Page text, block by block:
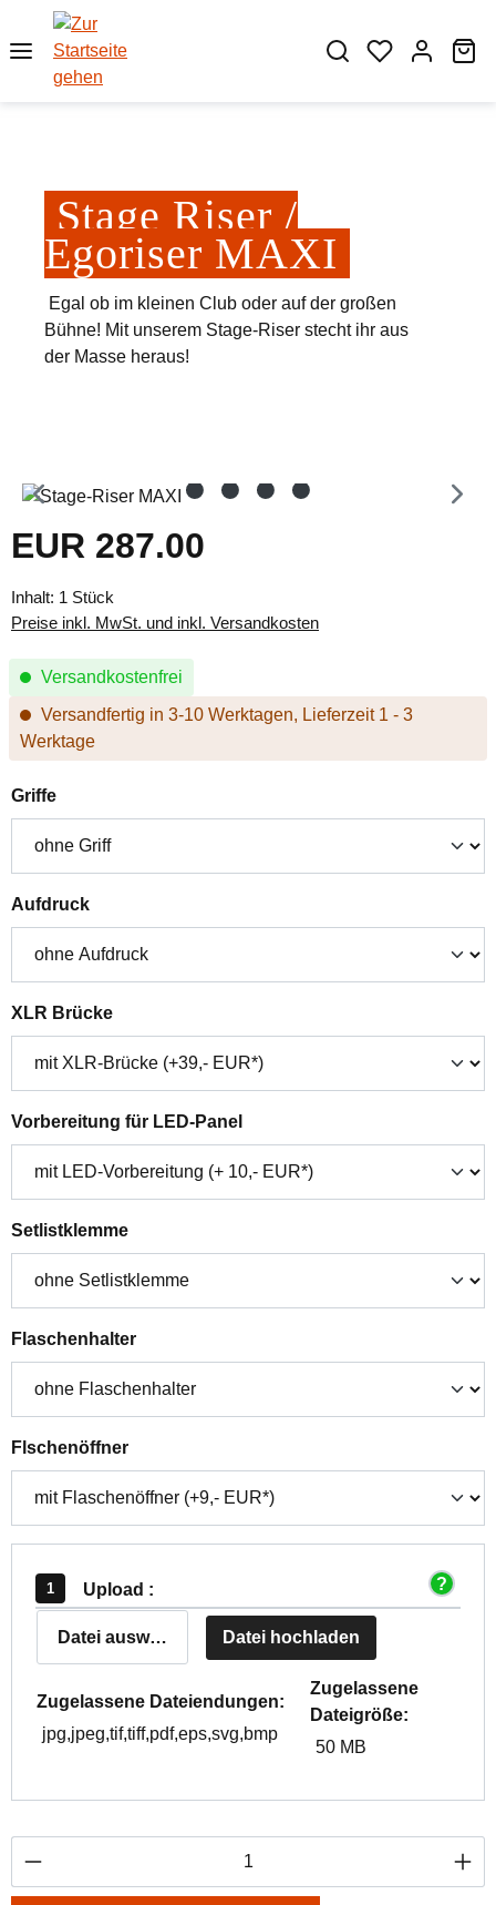
Zum Hauptinhalt springen
Stage Riser /
Egoriser MAXI
Egal ob im kleinen Club oder auf der großen
Bühne! Mit unserem Stage-Riser stecht ihr aus
der Masse heraus!
Bildergalerie überspringen
Regulärer Preis:
EUR 287.00
Inhalt: 1 Stück
Preise inkl. MwSt. und inkl. Versandkosten
Versandkostenfrei
Versandfertig in 3-10 Werktagen, Lieferzeit 1 - 3
Werktage
Griffeauswählen
Aufdruckauswählen
XLR Brückeauswählen
Vorbereitung für LED-Panelauswählen
Setlistklemmeauswählen
Flaschenhalterauswählen
Flschenöffnerauswählen
Upload :
Datei auswählen Datei hochladen
Zugelassene Dateiendungen:
jpg,jpeg,tif,tiff,pdf,eps,svg,bmp
Zugelassene
Dateigröße:
50 MB
Produkt Anzahl: Gib den gewünschten